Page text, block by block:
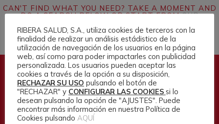
CAN'T FIND WHAT YOU NEED? TAKE A MOMENT AND
DO A SEARCH BELOW OR START FROMOUR
RIBERA SALUD, S.A., utiliza cookies de terceros con la
finalidad de realizar un análisis estádistico de la
utilización de navegación de los usuarios en la página
web, así como para poder impactarles con publicidad
personalizada. Los usuarios pueden aceptar las
cookies a través de la opción a su disposición,
RECHAZAR SU USO pulsando el botón de
"RECHAZAR" y CONFIGURAR LAS COOKIES si lo
desean pulsando la opción de "AJUSTES". Puede
encontrar más información en nuestra Política de
Cookies pulsando AQUÍ